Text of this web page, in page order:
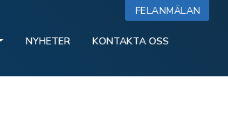
FELANMÄLAN
NYHETER KONTAKTA OSS